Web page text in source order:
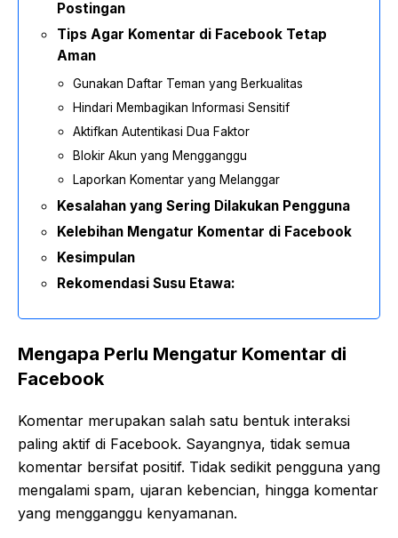
Postingan
Tips Agar Komentar di Facebook Tetap
Aman
Gunakan Daftar Teman yang Berkualitas
Hindari Membagikan Informasi Sensitif
Aktifkan Autentikasi Dua Faktor
Blokir Akun yang Mengganggu
Laporkan Komentar yang Melanggar
Kesalahan yang Sering Dilakukan Pengguna
Kelebihan Mengatur Komentar di Facebook
Kesimpulan
Rekomendasi Susu Etawa:
Mengapa Perlu Mengatur Komentar di
Facebook
Komentar merupakan salah satu bentuk interaksi
paling aktif di Facebook. Sayangnya, tidak semua
komentar bersifat positif. Tidak sedikit pengguna yang
mengalami spam, ujaran kebencian, hingga komentar
yang mengganggu kenyamanan.